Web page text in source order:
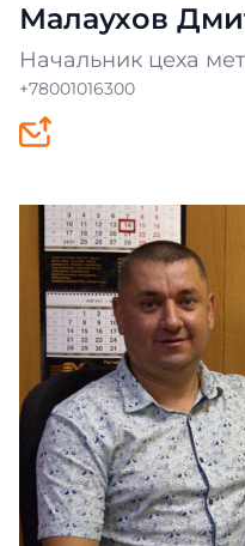
Малаухов
Начальник цеха
+78001016300